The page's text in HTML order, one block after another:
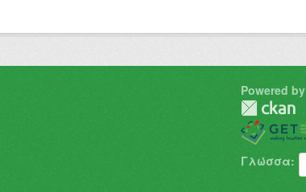
Powered by
Γλώσσα